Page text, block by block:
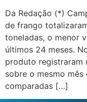
Da Redação (*)
de frango
toneladas, o menor
últimos 24 meses.
produto registraram
sobre o mesmo
comparadas […]